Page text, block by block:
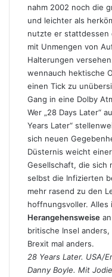
nahm 2002 noch die
und leichter als
nutzte er stattdessen
mit Unmengen von
Halterungen
wennauch hektische
einen Tick zu
Gang in eine Dolby
Wer „28 Days Later“
Years Later“
sich neuen
Düsternis weicht
Gesellschaft, die sich
selbst die Infizierten
mehr rasend zu den
hoffnungsvoller. Alles
Herangehensweise
britische Insel
Brexit mal anders.
28 Years Later. USA/
Danny Boyle. Mit